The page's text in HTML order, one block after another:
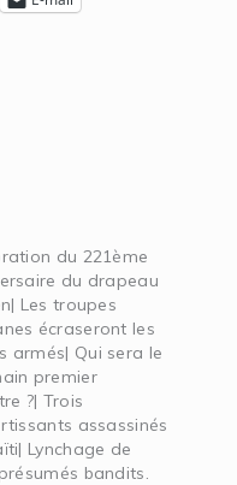
du 221ème
du drapeau
Les troupes
écraseront les
armés| Qui sera le
premier
?| Trois
assassinés
Lynchage de
bandits.